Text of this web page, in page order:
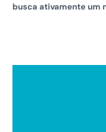
busca ativamente um